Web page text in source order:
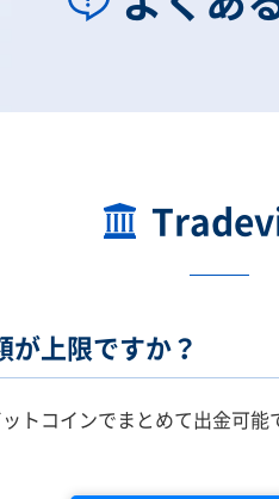
が上限ですか？
トコインでまとめて出金可能